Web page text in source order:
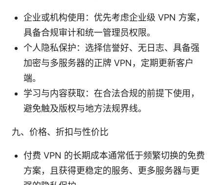
企业或机构使用：优先考虑企业级 VPN 方案，
具备合规审计和统一管理员权限。
个人隐私保护：选择信誉好、无日志、具备强
加密与多服务器的正牌 VPN，定期更新客户
端。
学习与内容获取：在合法合规的前提下使用，
避免触及版权与地方法规界线。
九、价格、折扣与性价比
付费 VPN 的长期成本通常低于频繁切换的免费
方案，且获得更稳定的服务、更多服务器与更